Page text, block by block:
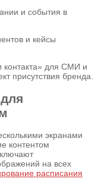
и события в
и кейсы
контакта» для СМИ и
присутствия бренда.
экранами
контентом
на всех
расписания